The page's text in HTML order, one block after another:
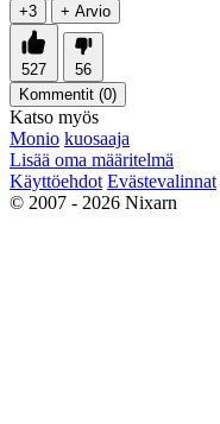
+3 + Arvio
527
56
Kommentit (0)
Katso myös
Monio kuosaaja
Lisää oma määritelmä
Käyttöehdot Evästevalinnat
© 2007 - 2026 Nixarn